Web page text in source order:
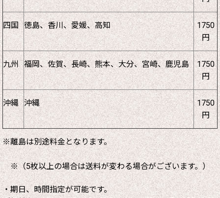
四国 徳島、香川、愛媛、高知
1750
円
九州 福岡、佐賀、長崎、熊本、大分、宮崎、鹿児島
1750
円
沖縄 沖縄
1750
円
※離島は別途料金となります。
※（5枚以上の場合は送料が変わる場合がございます。）
・期日、時間指定が可能です。